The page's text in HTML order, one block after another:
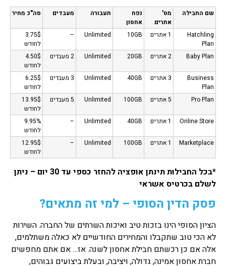
שם החבילה
מס'
אתרים
נפח
אחסון
תעבורה מעבדים סה"כ מחיר
Hatchling
Plan
1 אתרים 10GB
Unlimited
–
3.75$
לחודש
Baby Plan
2 אתרים 20GB
Unlimited 2 מעבדים
4.50$
לחודש
Business
Plan
3 אתרים 40GB
Unlimited 3 מעבדים
6.25$
לחודש
Pro Plan
5 אתרים 100GB
Unlimited 5 מעבדים
13.95$
לחודש
Online Store
1 אתרים 40GB
Unlimited
–
9.95%
לחודש
Marketplace
1 אתרים 100GB
Unlimited
–
12.95$
לחודש
*בכל החבילות תינתן אופציה להחזר כספי עד 30 יום – ניתן
לשלם בכרטיס אשראי
פסק הדין הסופי – למי זה מתאים?
הציון הסופי הינו בזכות טיב ואיכות השרתים של החברה. השירות
לא הכי טוב שתקבלו והמחירים החודשיים לא כאלה משתלמים,
אלה אם כן רכשתם חבילת אחסון לשנה. אז… אם אתם מחפשים
חברת אחסון אמינה, גדולה, ויציבה, ובעלת ביצועים גבוהים,